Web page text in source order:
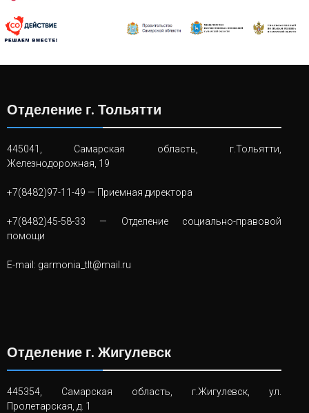
Отделение г. Тольятти
445041, Самарская область, г.Тольятти,
Железнодорожная, 19
+7(8482)97-11-49 — Приемная директора
+7(8482)45-58-33 — Отделение социально-правовой
помощи
E-mail: garmonia_tlt@mail.ru
Отделение г. Жигулевск
445354, Самарская область, г.Жигулевск, ул.
Пролетарская, д. 1